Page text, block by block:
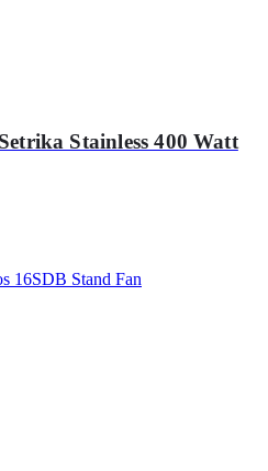
Stainless 400 Watt